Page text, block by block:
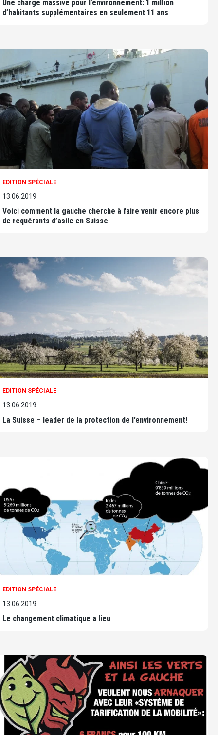
Une charge massive pour l’environnement: 1 million
d’habitants supplémentaires en seulement 11 ans
EDITION SPÉCIALE
13.06.2019
Voici comment la gauche cherche à faire venir encore plus
de requérants d’asile en Suisse
EDITION SPÉCIALE
13.06.2019
La Suisse – leader de la protection de l’environnement!
EDITION SPÉCIALE
13.06.2019
Le changement climatique a lieu